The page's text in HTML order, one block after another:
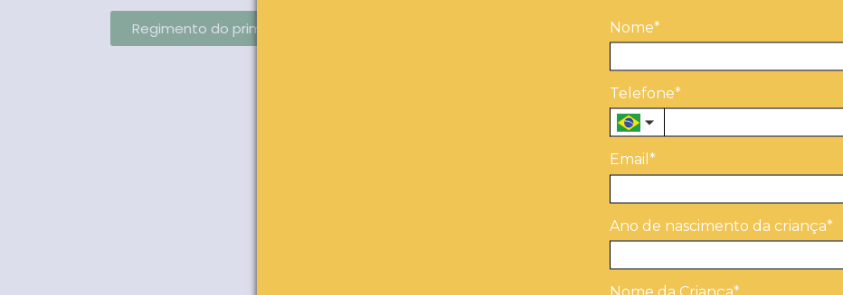
Nome*
Telefone*
Email*
Ano de nascimento da criança*
Nome da Criança*
Regimento do primário